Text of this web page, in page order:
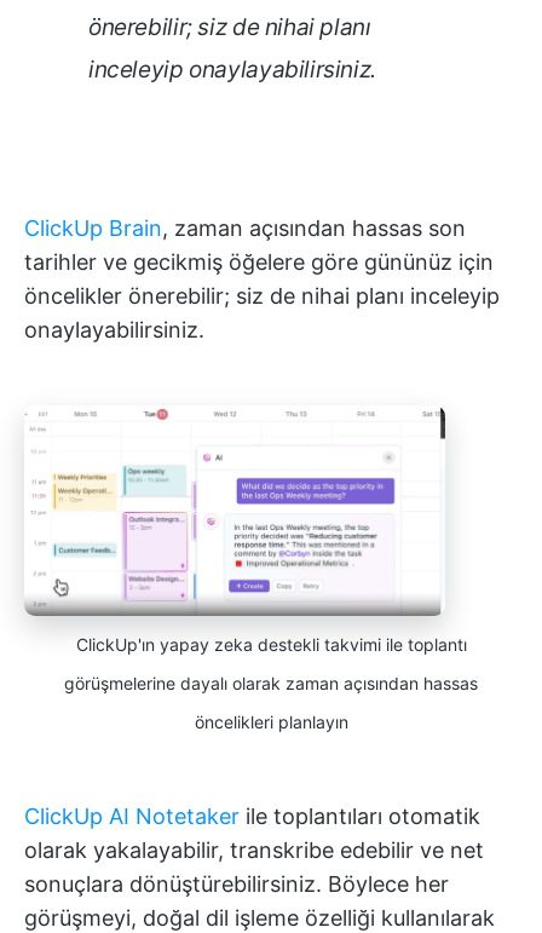
önerebilir; siz de nihai planı
inceleyip onaylayabilirsiniz.
ClickUp Brain, zaman açısından hassas son
tarihler ve gecikmiş öğelere göre gününüz için
öncelikler önerebilir; siz de nihai planı inceleyip
onaylayabilirsiniz.
ClickUp'ın yapay zeka destekli takvimi ile toplantı
görüşmelerine dayalı olarak zaman açısından hassas
öncelikleri planlayın
ClickUp AI Notetaker ile toplantıları otomatik
olarak yakalayabilir, transkribe edebilir ve net
sonuçlara dönüştürebilirsiniz. Böylece her
görüşmeyi, doğal dil işleme özelliği kullanılarak